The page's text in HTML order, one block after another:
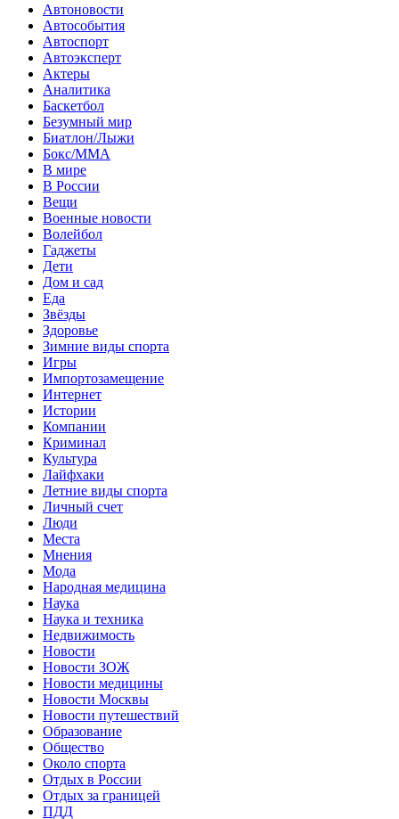
Автоновости
Автособытия
Автоспорт
Автоэксперт
Актеры
Аналитика
Баскетбол
Безумный мир
Биатлон/Лыжи
Бокс/MMA
В мире
В России
Вещи
Военные новости
Волейбол
Гаджеты
Дети
Дом и сад
Еда
Звёзды
Здоровье
Зимние виды спорта
Игры
Импортозамещение
Интернет
Истории
Компании
Криминал
Культура
Лайфхаки
Летние виды спорта
Личный счет
Люди
Места
Мнения
Мода
Народная медицина
Наука
Наука и техника
Недвижимость
Новости
Новости ЗОЖ
Новости медицины
Новости Москвы
Новости путешествий
Образование
Общество
Около спорта
Отдых в России
Отдых за границей
ПДД